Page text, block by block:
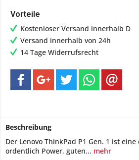
Vorteile
Kostenloser Versand innerhalb D
Versand innerhalb von 24h
14 Tage Widerrufsrecht
Beschreibung
Der Lenovo ThinkPad P1 Gen. 1 ist
ordentlich Power, guten... mehr